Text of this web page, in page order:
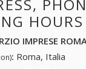
HOURS
IMPRESE
: Roma, Italia